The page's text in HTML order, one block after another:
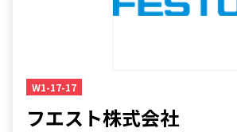
W1-17-17
フエスト株式会社